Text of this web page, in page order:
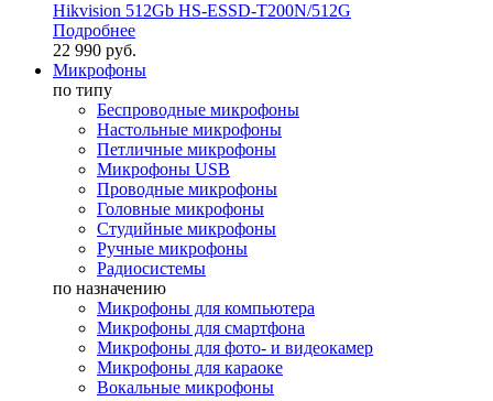
Hikvision 512Gb HS-ESSD-T200N/512G
Подробнее
22 990 руб.
Микрофоны
по типу
Беспроводные микрофоны
Настольные микрофоны
Петличные микрофоны
Микрофоны USB
Проводные микрофоны
Головные микрофоны
Студийные микрофоны
Ручные микрофоны
Радиосистемы
по назначению
Микрофоны для компьютера
Микрофоны для смартфона
Микрофоны для фото- и видеокамер
Микрофоны для караоке
Вокальные микрофоны